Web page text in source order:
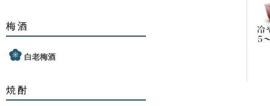
梅酒
白老梅酒
焼酎